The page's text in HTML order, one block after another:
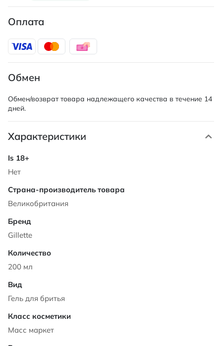
Оплата
Обмен
Обмен/возврат товара надлежащего качества в течение 14
дней.
Характеристики
Характеристики
Нет
Великобритания
Gillette
200 мл
Гель для бритья
Масс маркет